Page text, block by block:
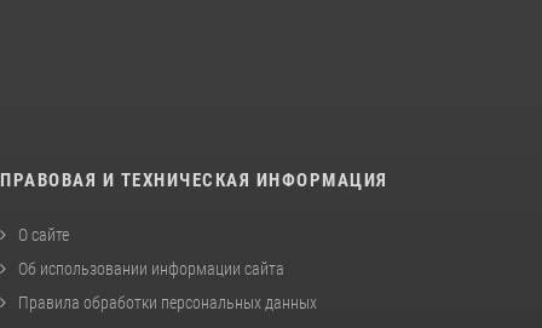
ПРАВОВАЯ И ТЕХНИЧЕСКАЯ ИНФОРМАЦИЯ
О сайте
Об использовании информации сайта
Правила обработки персональных данных